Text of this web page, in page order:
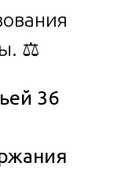
⚖️
36